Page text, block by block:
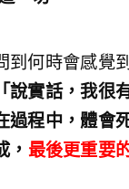
何時會感覺
「說實話，我很
程中，體會
， 最後更重要